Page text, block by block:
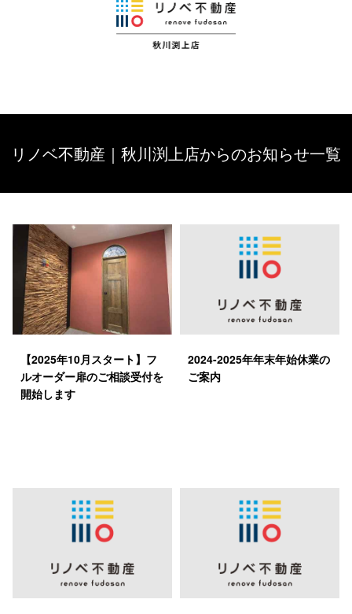
リノベ不動産｜秋川渕上店からのお知らせ一覧
【2025年10月スタート】フ
ルオーダー扉のご相談受付を
開始します
2024-2025年年末年始休業の
ご案内